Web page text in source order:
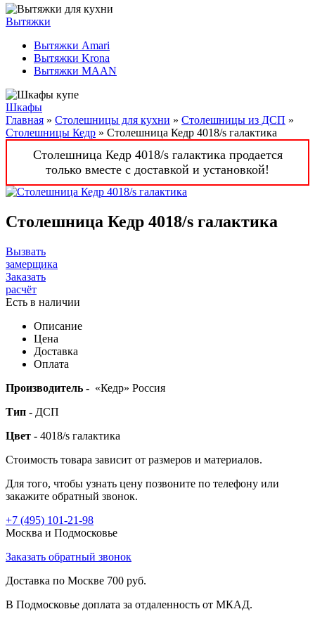
Вытяжки
Вытяжки Amari
Вытяжки Krona
Вытяжки MAAN
Шкафы
Главная » Столешницы для кухни » Столешницы из ДСП »
Столешницы Кедр » Столешница Кедр 4018/s галактика
Столешница Кедр 4018/s галактика продается
только вместе с доставкой и установкой!
Столешница Кедр 4018/s галактика
Вызвать
замерщика
Заказать
расчёт
Есть в наличии
Описание
Цена
Доставка
Оплата
Производитель - «Кедр» Россия
Тип - ДСП
Цвет - 4018/s галактика
Стоимость товара зависит от размеров и материалов.
Для того, чтобы узнать цену позвоните по телефону или
закажите обратный звонок.
+7 (495) 101-21-98
Москва и Подмосковье
Заказать обратный звонок
Доставка по Москве 700 руб.
В Подмосковье доплата за отдаленность от МКАД.